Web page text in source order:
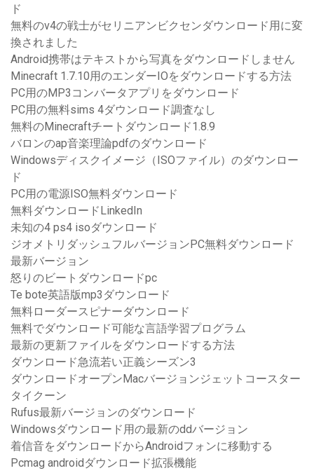
ド
無料のv4の戦士がセリニアンビクセンダウンロード用に変
換されました
Android携帯はテキストから写真をダウンロードしません
Minecraft 1.7.10用のエンダーIOをダウンロードする方法
PC用のMP3コンバータアプリをダウンロード
PC用の無料sims 4ダウンロード調査なし
無料のMinecraftチートダウンロード1.8.9
バロンのap音楽理論pdfのダウンロード
Windowsディスクイメージ（ISOファイル）のダウンロー
ド
PC用の電源ISO無料ダウンロード
無料ダウンロードLinkedIn
未知の4 ps4 isoダウンロード
ジオメトリダッシュフルバージョンPC無料ダウンロード
最新バージョン
怒りのビートダウンロードpc
Te bote英語版mp3ダウンロード
無料ローダースピナーダウンロード
無料でダウンロード可能な言語学習プログラム
最新の更新ファイルをダウンロードする方法
ダウンロード急流若い正義シーズン3
ダウンロードオープンMacバージョンジェットコースター
タイクーン
Rufus最新バージョンのダウンロード
Windowsダウンロード用の最新のddバージョン
着信音をダウンロードからAndroidフォンに移動する
Pcmag androidダウンロード拡張機能